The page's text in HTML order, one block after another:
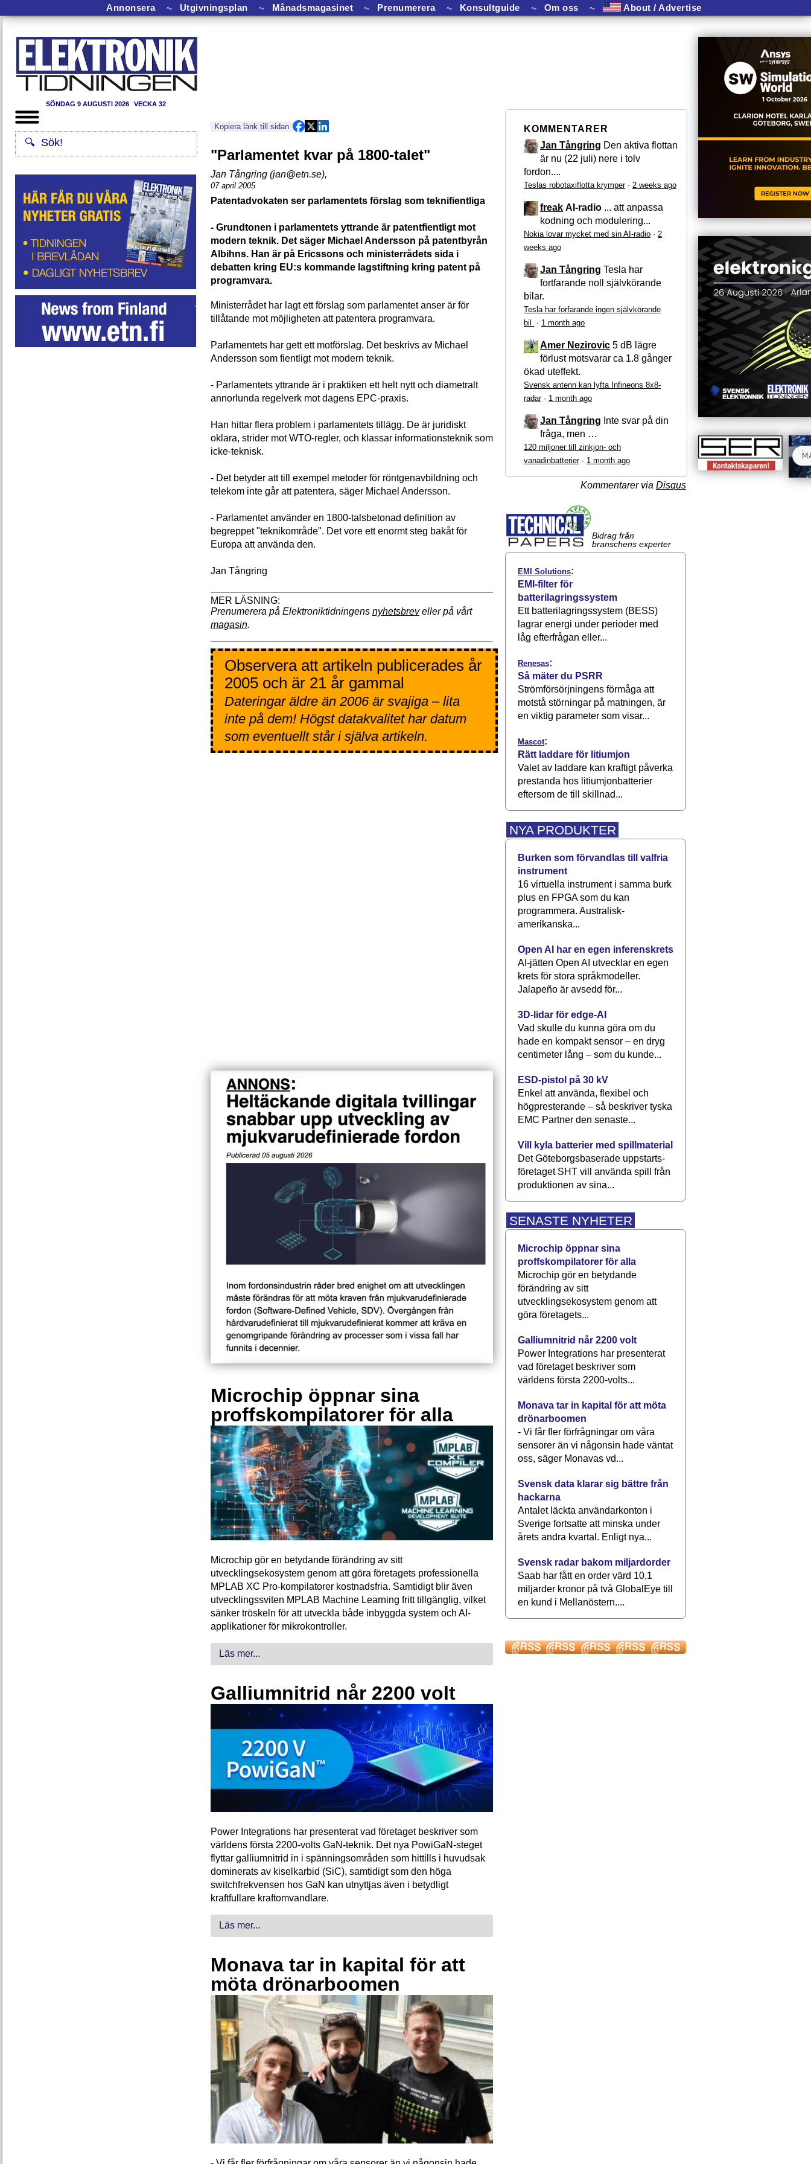
Annonsera ⏦ Utgivningsplan ⏦ Månadsmagasinet ⏦ Prenumerera ⏦ Konsultguide ⏦ Om oss ⏦ About / Advertise
SÖNDAG 9 AUGUSTI 2026 VECKA 32
Kopiera länk till sidan
"Parlamentet kvar på 1800-talet"
Jan Tångring (jan@etn.se),
07 april 2005
Patentadvokaten ser parlamentets förslag som teknifientliga
- Grundtonen i parlamentets yttrande är patentfientligt mot
modern teknik. Det säger Michael Andersson på patentbyrån
Albihns. Han är på Ericssons och ministerrådets sida i
debatten kring EU:s kommande lagstiftning kring patent på
programvara.
Ministerrådet har lagt ett förslag som parlamentet anser är för
tillåtande mot möjligheten att patentera programvara.
Parlamentets har gett ett motförslag. Det beskrivs av Michael
Andersson som fientligt mot modern teknik.
- Parlamentets yttrande är i praktiken ett helt nytt och diametralt
annorlunda regelverk mot dagens EPC-praxis.
Han hittar flera problem i parlamentets tillägg. De är juridiskt
oklara, strider mot WTO-regler, och klassar informationsteknik som
icke-teknisk.
- Det betyder att till exempel metoder för röntgenavbildning och
telekom inte går att patentera, säger Michael Andersson.
- Parlamentet använder en 1800-talsbetonad definition av
begreppet "teknikområde". Det vore ett enormt steg bakåt för
Europa att använda den.
Jan Tångring
Prenumerera på Elektroniktidningens nyhetsbreveller på vårt
magasin.
Observera att artikeln publicerades år
2005 och är 21 år gammal
Dateringar äldre än 2006 är svajiga – lita
inte på dem! Högst datakvalitet har datum
som eventuellt står i själva artikeln.
Microchip öppnar sina
proffskompilatorer för alla
Microchip gör en betydande förändring av sitt
utvecklingsekosystem genom att göra företagets professionella
MPLAB XC Pro-kompilatorer kostnadsfria. Samtidigt blir även
utvecklingssviten MPLAB Machine Learning fritt tillgänglig, vilket
sänker tröskeln för att utveckla både inbyggda system och AI-
applikationer för mikrokontroller.
Läs mer...
Galliumnitrid når 2200 volt
Power Integrations har presenterat vad företaget beskriver som
världens första 2200-volts GaN-teknik. Det nya PowiGaN-steget
flyttar galliumnitrid in i spänningsområden som hittills i huvudsak
dominerats av kiselkarbid (SiC), samtidigt som den höga
switchfrekvensen hos GaN kan utnyttjas även i betydligt
kraftfullare kraftomvandlare.
Läs mer...
Monava tar in kapital för att
möta drönarboomen
KOMMENTARER
Jan Tångring Den aktiva flottan
är nu (22 juli) nere i tolv
fordon....
Teslas robotaxiflotta krymper· 2 weeks ago
freak AI-radio ... att anpassa
kodning och modulering...
Nokia lovar mycket med sin AI-radio · 2
weeks ago
Jan Tångring Tesla har
fortfarande noll självkörande
bilar.
Tesla har forfarande ingen självkörande
bil
· 1 month ago
Amer Nezirovic 5 dB lägre
förlust motsvarar ca 1.8 gånger
ökad uteffekt.
Svensk antenn kan lyfta Infineons 8x8-
radar· 1 month ago
Jan Tångring Inte svar på din
fråga, men …
120 miljoner till zinkjon- och
vanadinbatterier· 1 month ago
Kommentarer via Disqus
Bidrag från
branschens experter
EMI Solutions:
EMI-filter för
batterilagringssystem
Ett batterilagringssystem (BESS)
lagrar energi under perioder med
låg efterfrågan eller...
Renesas:
Så mäter du PSRR
Strömförsörjningens förmåga att
motstå störningar på matningen, är
en viktig parameter som visar...
Mascot:
Rätt laddare för litiumjon
Valet av laddare kan kraftigt påverka
prestanda hos litiumjonbatterier
eftersom de till skillnad...
NYA PRODUKTER
Burken som förvandlas till valfria
instrument
16 virtuella instrument i samma burk
plus en FPGA som du kan
programmera. Australisk-
amerikanska...
Open AI har en egen inferenskrets
AI-jätten Open AI utvecklar en egen
krets för stora språkmodeller.
Jalapeño är avsedd för...
3D-lidar för edge-AI
Vad skulle du kunna göra om du
hade en kompakt sensor – en dryg
centimeter lång – som du kunde...
ESD-pistol på 30 kV
Enkel att använda, flexibel och
högpresterande – så beskriver tyska
EMC Partner den senaste...
Vill kyla batterier med spillmaterial
Det Göteborgsbaserade upp­starts­
företaget SHT vill använda spill från
produktionen av sina...
SENASTE NYHETER
Microchip öppnar sina
proffskompilatorer för alla
Microchip gör en betydande
förändring av sitt
utvecklingsekosystem genom att
göra företagets...
Galliumnitrid når 2200 volt
Power Integrations har presenterat
vad företaget beskriver som
världens första 2200-volts...
Monava tar in kapital för att möta
drönarboomen
- Vi får fler förfrågningar om våra
sensorer än vi någonsin hade väntat
oss, säger Monavas vd...
Svensk data klarar sig bättre från
hackarna
Antalet läckta användarkonton i
Sverige fortsatte att minska under
årets andra kvartal. Enligt nya...
Svensk radar bakom miljardorder
Saab har fått en order värd 10,1
miljarder kronor på två GlobalEye till
en kund i Mellanöstern....